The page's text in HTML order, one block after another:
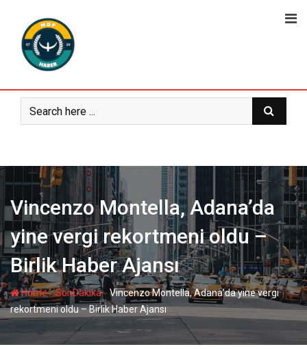
content
Vincenzo Montella, Adana’da
yine vergi rekortmeni oldu –
Birlik Haber Ajansı
Home-SonDakika-Vincenzo Montella, Adana’da yine vergi
rekortmeni oldu – Birlik Haber Ajansı